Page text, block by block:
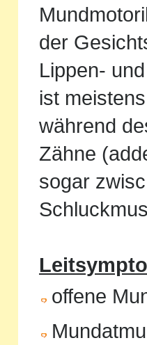
der
Lippen-
ist
während
Zähne
sogar
offene